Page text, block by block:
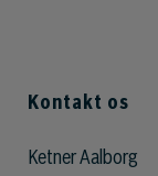
Kontakt os
Ketner Aalborg